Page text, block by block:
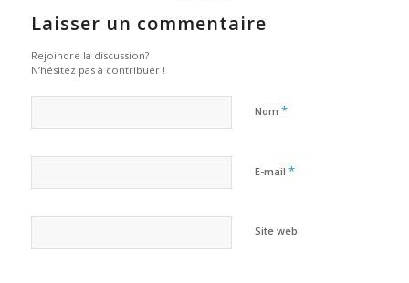
Laisser un commentaire
Rejoindre la discussion?
N’hésitez pas à contribuer !
Nom *
E-mail *
Site web